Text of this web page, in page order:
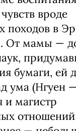
вроде
походов в
От мамы —
бумаги, ей
ума (Нгуен
и магистр